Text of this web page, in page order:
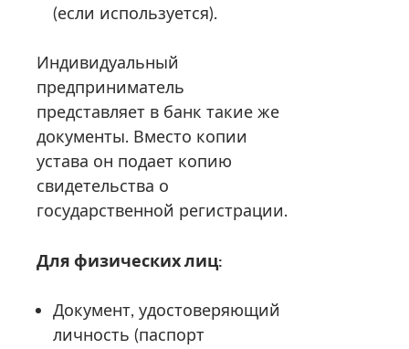
(если используется).
Индивидуальный
предприниматель
представляет в банк такие же
документы. Вместо копии
устава он подает копию
свидетельства о
государственной регистрации.
Для физических лиц:
Документ, удостоверяющий
личность (паспорт